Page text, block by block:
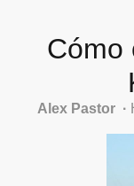
Cómo
Alex Pastor